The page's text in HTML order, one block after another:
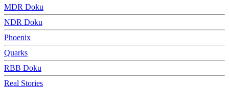
MDR Doku
NDR Doku
Phoenix
Quarks
RBB Doku
Real Stories